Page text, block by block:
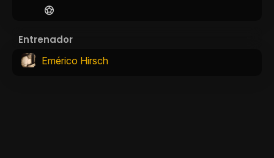
Entrenador
Emérico Hirsch